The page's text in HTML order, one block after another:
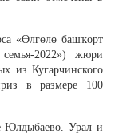
«Өлгөлө башҡорт
2022») жюри
из Кугарчинского
в размере 100
Юлдыбаево. Урал и